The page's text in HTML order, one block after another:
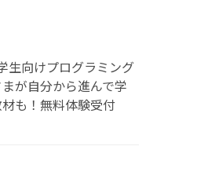
向けプログラミング
が自分から進んで学
も！無料体験受付